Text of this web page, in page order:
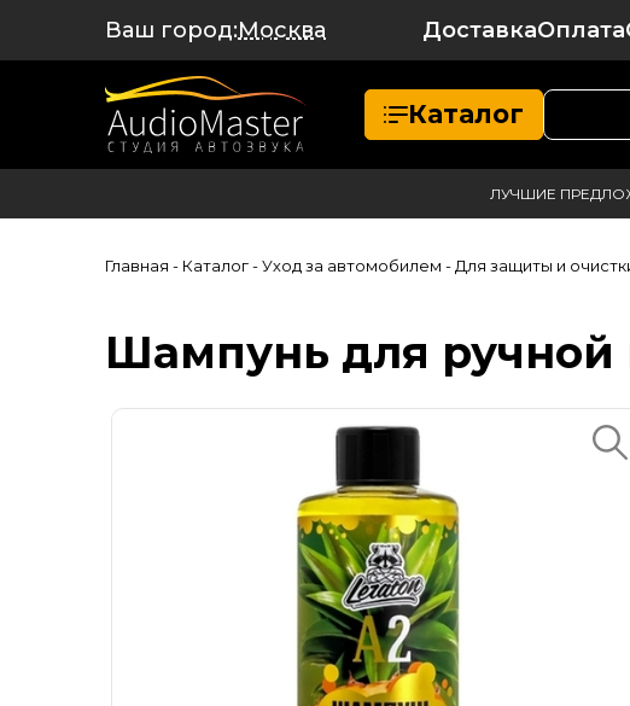
Ваш город:Москва ДоставкаОплата
Каталог
ЛУЧШИЕ
Главная - Каталог- Уход за автомобилем - Для защиты и
Шампунь для ручной